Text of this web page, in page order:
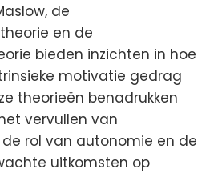
de
en de
bieden inzichten in hoe
motivatie gedrag
theorieën benadrukken
vervullen van
rol van autonomie en de
uitkomsten op